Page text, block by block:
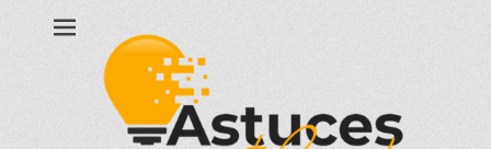
Astuces et conseils qui touchent à votre quotidien !